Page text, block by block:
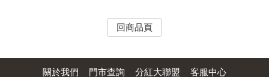
回商品頁
關於我們 門市查詢 分紅大聯盟 客服中心